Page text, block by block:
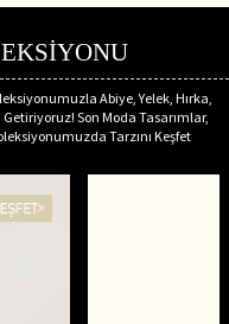
Abiye, Yelek, Hırka,
Getiriyoruz! Son Moda Tasarımlar,
Tarzını Keşfet